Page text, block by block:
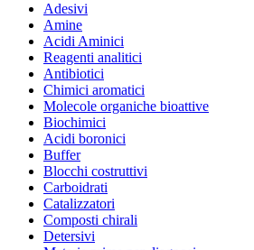
Adesivi
Amine
Acidi Aminici
Reagenti analitici
Antibiotici
Chimici aromatici
Molecole organiche bioattive
Biochimici
Acidi boronici
Buffer
Blocchi costruttivi
Carboidrati
Catalizzatori
Composti chirali
Detersivi